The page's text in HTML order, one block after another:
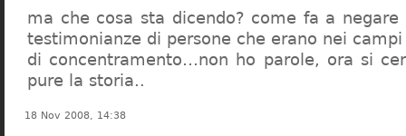
ma che cosa sta dicendo? come fa a
testimonianze di persone che erano nei campi
di concentramento…non ho parole, ora si
pure la storia..
18 Nov 2008, 14:38